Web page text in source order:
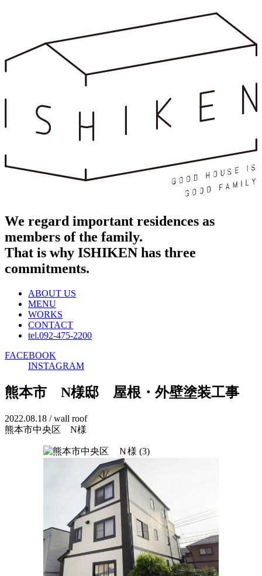
We regard important residences as
members of the family.
That is why ISHIKEN has three
commitments.
ABOUT US
MENU
WORKS
CONTACT
tel.092-475-2200
FACEBOOK
INSTAGRAM
熊本市 N様邸 屋根・外壁塗装工事
2022.08.18 / wall roof
熊本市中央区 N様